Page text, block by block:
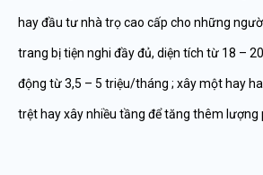
hay đầu tư nhà trọ cao cấp cho những
trang bị tiện nghi đầy đủ, diện tích từ 18 –
động từ 3,5 – 5 triệu/tháng ; xây một hay
trệt hay xây nhiều tầng để tăng thêm lượng